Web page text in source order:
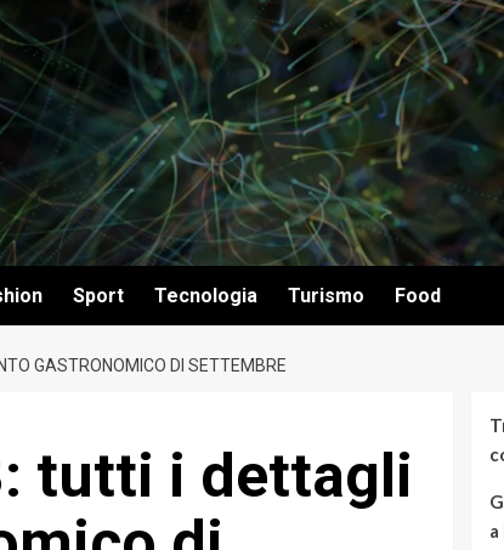
Sport Tecnologia Turismo Food
GASTRONOMICO DI SETTEMBRE
tutti i dettagli